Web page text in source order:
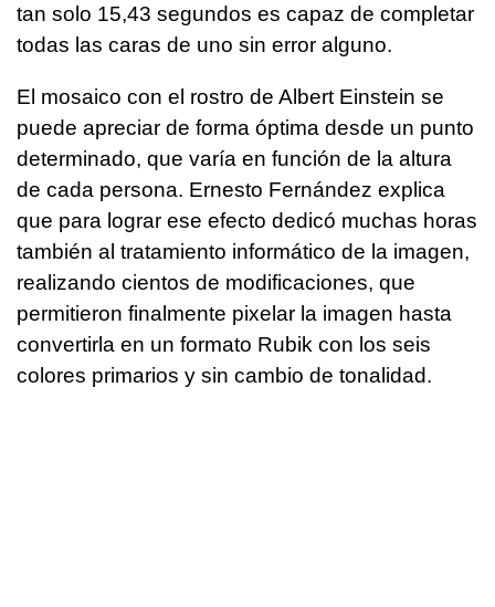
tan solo 15,43 segundos es capaz de completar
todas las caras de uno sin error alguno.
El mosaico con el rostro de Albert Einstein se
puede apreciar de forma óptima desde un punto
determinado, que varía en función de la altura
de cada persona. Ernesto Fernández explica
que para lograr ese efecto dedicó muchas horas
también al tratamiento informático de la imagen,
realizando cientos de modificaciones, que
permitieron finalmente pixelar la imagen hasta
convertirla en un formato Rubik con los seis
colores primarios y sin cambio de tonalidad.